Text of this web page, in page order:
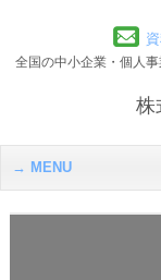
全国の中小企業・個人
株
MENU